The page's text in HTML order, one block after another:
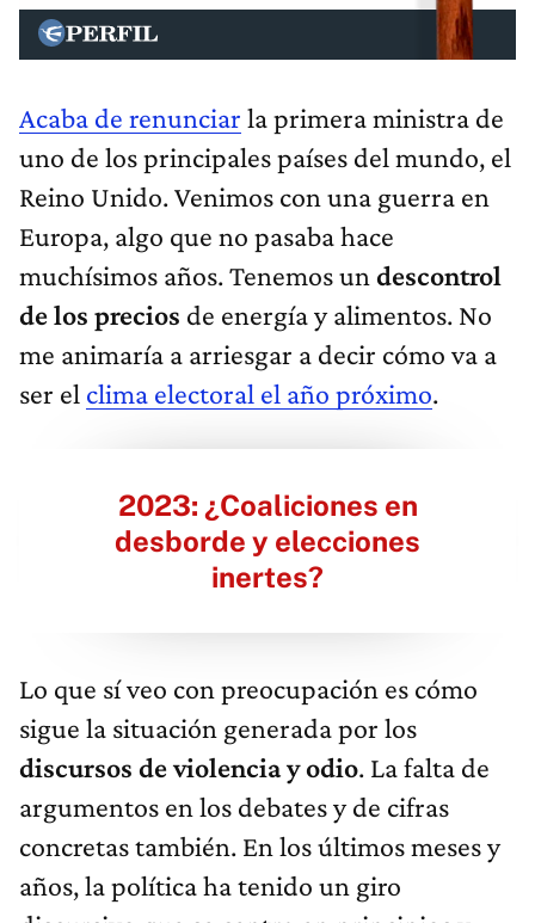
Acaba de renunciar la primera ministra de
uno de los principales países del mundo, el
Reino Unido. Venimos con una guerra en
Europa, algo que no pasaba hace
muchísimos años. Tenemos un descontrol
de los precios de energía y alimentos. No
me animaría a arriesgar a decir cómo va a
ser el clima electoral el año próximo.
2023: ¿Coaliciones en
desborde y elecciones
inertes?
Lo que sí veo con preocupación es cómo
sigue la situación generada por los
discursos de violencia y odio. La falta de
argumentos en los debates y de cifras
concretas también. En los últimos meses y
años, la política ha tenido un giro